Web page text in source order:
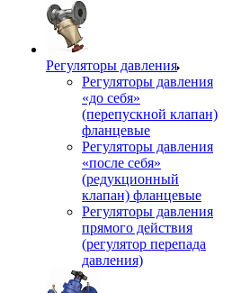
Регуляторы давления
Регуляторы давления
«до себя»
(перепускной клапан)
фланцевые
Регуляторы давления
«после себя»
(редукционный
клапан) фланцевые
Регуляторы давления
прямого действия
(регулятор перепада
давления)